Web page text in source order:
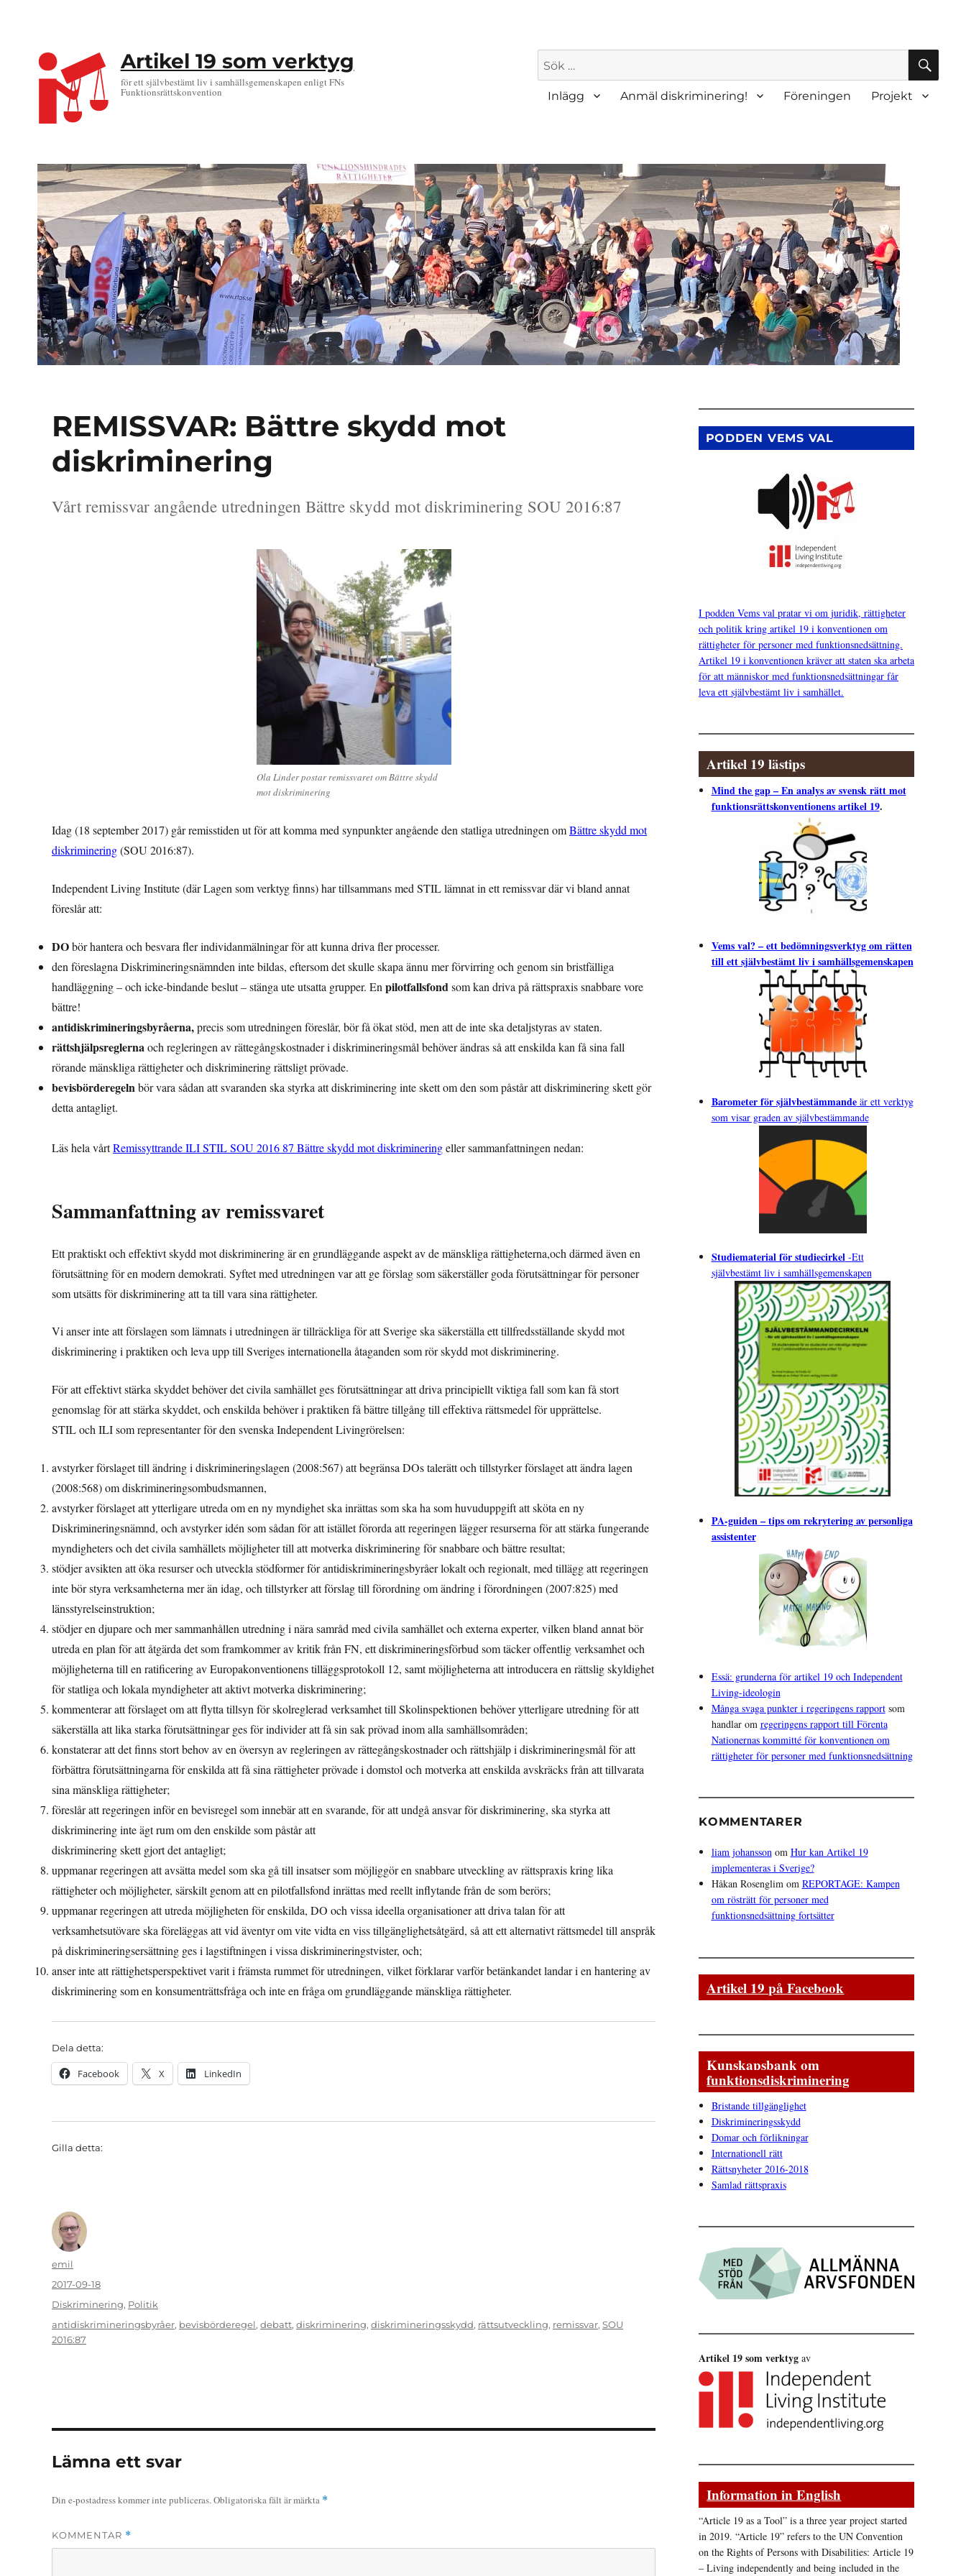
Artikel 19 som verktyg
för ett självbestämt liv i samhällsgemenskapen enligt FNs
Funktionsrättskonvention
Sök
efter:
SÖK
Inlägg Anmäl diskriminering! Föreningen Projekt
REMISSVAR: Bättre skydd mot
diskriminering
Vårt remissvar angående utredningen Bättre skydd mot diskriminering SOU 2016:87
Ola Linder postar remissvaret om Bättre skydd
mot diskriminering
Idag (18 september 2017) går remisstiden ut för att komma med synpunkter angående den statliga utredningen omBättre skydd mot
diskriminering(SOU 2016:87).
Independent Living Institute (där Lagen som verktyg finns) har tillsammans med STIL lämnat in ett remissvar där vi bland annat
föreslår att:
DObör hantera och besvara fler individanmälningar för att kunna driva fler processer.
den föreslagna Diskrimineringsnämnden inte bildas, eftersom det skulle skapa ännu mer förvirring och genom sin bristfälliga
handläggning – och icke-bindande beslut – stänga ute utsatta grupper. En pilotfallsfond som kan driva på rättspraxis snabbare vore
bättre!
antidiskrimineringsbyråerna,precis som utredningen föreslår, bör få ökat stöd, men att de inte ska detaljstyras av staten.
rättshjälpsreglerna och regleringen av rättegångskostnader i diskrimineringsmål behöver ändras så att enskilda kan få sina fall
rörande mänskliga rättigheter och diskriminering rättsligt prövade.
bevisbörderegeln bör vara sådan att svaranden ska styrka att diskriminering inte skett om den som påstår att diskriminering skett gör
detta antagligt.
Läs hela vårtRemissyttrande ILI STIL SOU 2016 87 Bättre skydd mot diskrimineringeller sammanfattningen nedan:
Sammanfattning av remissvaret
Ett praktiskt och effektivt skydd mot diskriminering är en grundläggande aspekt av de mänskliga rättigheterna,och därmed även en
förutsättning för en modern demokrati. Syftet med utredningen var att ge förslag som säkerställer goda förutsättningar för personer
som utsätts för diskriminering att ta till vara sina rättigheter.
Vi anser inte att förslagen som lämnats i utredningen är tillräckliga för att Sverige ska säkerställa ett tillfredsställande skydd mot
diskriminering i praktiken och leva upp till Sveriges internationella åtaganden som rör skydd mot diskriminering.
För att effektivt stärka skyddet behöver det civila samhället ges förutsättningar att driva principiellt viktiga fall som kan få stort
genomslag för att stärka skyddet, och enskilda behöver i praktiken få bättre tillgång till effektiva rättsmedel för upprättelse.
STIL och ILI som representanter för den svenska Independent Livingrörelsen:
avstyrker förslaget till ändring i diskrimineringslagen (2008:567) att begränsa DOs talerätt och tillstyrker förslaget att ändra lagen
(2008:568) om diskrimineringsombudsmannen,
avstyrker förslaget att ytterligare utreda om en ny myndighet ska inrättas som ska ha som huvuduppgift att sköta en ny
Diskrimineringsnämnd, och avstyrker idén som sådan för att istället förorda att regeringen lägger resurserna för att stärka fungerande
myndigheters och det civila samhällets möjligheter till att motverka diskriminering för snabbare och bättre resultat;
stödjer avsikten att öka resurser och utveckla stödformer för antidiskrimineringsbyråer lokalt och regionalt, med tillägg att regeringen
inte bör styra verksamheterna mer än idag, och tillstyrker att förslag till förordning om ändring i förordningen (2007:825) med
länsstyrelseinstruktion;
stödjer en djupare och mer sammanhållen utredning i nära samråd med civila samhället och externa experter, vilken bland annat bör
utreda en plan för att åtgärda det som framkommer av kritik från FN, ett diskrimineringsförbud som täcker offentlig verksamhet och
möjligheterna till en ratificering av Europakonventionens tilläggsprotokoll 12, samt möjligheterna att introducera en rättslig skyldighet
för statliga och lokala myndigheter att aktivt motverka diskriminering;
kommenterar att förslaget om att flytta tillsyn för skolreglerad verksamhet till Skolinspektionen behöver ytterligare utredning för att
säkerställa att lika starka förutsättningar ges för individer att få sin sak prövad inom alla samhällsområden;
konstaterar att det finns stort behov av en översyn av regleringen av rättegångskostnader och rättshjälp i diskrimineringsmål för att
förbättra förutsättningarna för enskilda att få sina rättigheter prövade i domstol och motverka att enskilda avskräcks från att tillvarata
sina mänskliga rättigheter;
föreslår att regeringen inför en bevisregel som innebär att en svarande, för att undgå ansvar för diskriminering, ska styrka att
diskriminering inte ägt rum om den enskilde som påstår att
diskriminering skett gjort det antagligt;
uppmanar regeringen att avsätta medel som ska gå till insatser som möjliggör en snabbare utveckling av rättspraxis kring lika
rättigheter och möjligheter, särskilt genom att en pilotfallsfond inrättas med reellt inflytande från de som berörs;
uppmanar regeringen att utreda möjligheten för enskilda, DO och vissa ideella organisationer att driva talan för att
verksamhetsutövare ska föreläggas att vid äventyr om vite vidta en viss tillgänglighetsåtgärd, så att ett alternativt rättsmedel till anspråk
på diskrimineringsersättning ges i lagstiftningen i vissa diskrimineringstvister, och;
anser inte att rättighetsperspektivet varit i främsta rummet för utredningen, vilket förklarar varför betänkandet landar i en hantering av
diskriminering som en konsumenträttsfråga och inte en fråga om grundläggande mänskliga rättigheter.
Dela detta:
Facebook X LinkedIn
Gilla detta:
Författare
emil
Publicerat
den
2017-09-18
Kategorier
Diskriminering, Politik
Etiketter
antidiskrimineringsbyråer, bevisbörderegel, debatt, diskriminering, diskrimineringsskydd, rättsutveckling, remissvar, SOU
2016:87
Lämna ett svar
Din e-postadress kommer inte publiceras.Obligatoriska fält är märkta *
KOMMENTAR *
PODDEN VEMS VAL
I podden Vems val pratar vi om juridik, rättigheter
och politik kring artikel 19 i konventionen om
rättigheter för personer med funktionsnedsättning.
Artikel 19 i konventionen kräver att staten ska arbeta
för att människor med funktionsnedsättningar får
leva ett självbestämt liv i samhället.
Artikel 19 lästips
Mind the gap – En analys av svensk rätt mot
funktionsrättskonventionens artikel 19.
Vems val? – ett bedömningsverktyg om rätten
till ett självbestämt liv i samhällsgemenskapen
Barometer för självbestämmandeär ett verktyg
som visar graden av självbestämmande
Studiematerial för studiecirkel-Ett
självbestämt liv i samhällsgemenskapen
PA-guiden – tips om rekrytering av personliga
assistenter
Essä: grunderna för artikel 19 och Independent
Living-ideologin
Många svaga punkter i regeringens rapportsom
handlar om regeringens rapport till Förenta
Nationernas kommitté för konventionen om
rättigheter för personer med funktionsnedsättning
KOMMENTARER
liam johanssonom Hur kan Artikel 19
implementeras i Sverige?
Håkan Rosenglimom REPORTAGE: Kampen
om rösträtt för personer med
funktionsnedsättning fortsätter
Artikel 19 på Facebook
Kunskapsbank om
funktionsdiskriminering
Bristande tillgänglighet
Diskrimineringsskydd
Domar och förlikningar
Internationell rätt
Rättsnyheter 2016-2018
Samlad rättspraxis
Artikel 19 som verktyg av
Information in English
“Article 19 as a Tool” is a three year project started
in 2019. “Article 19” refers to the UN Convention
on the Rights of Persons with Disabilities: Article 19
– Living independently and being included in the